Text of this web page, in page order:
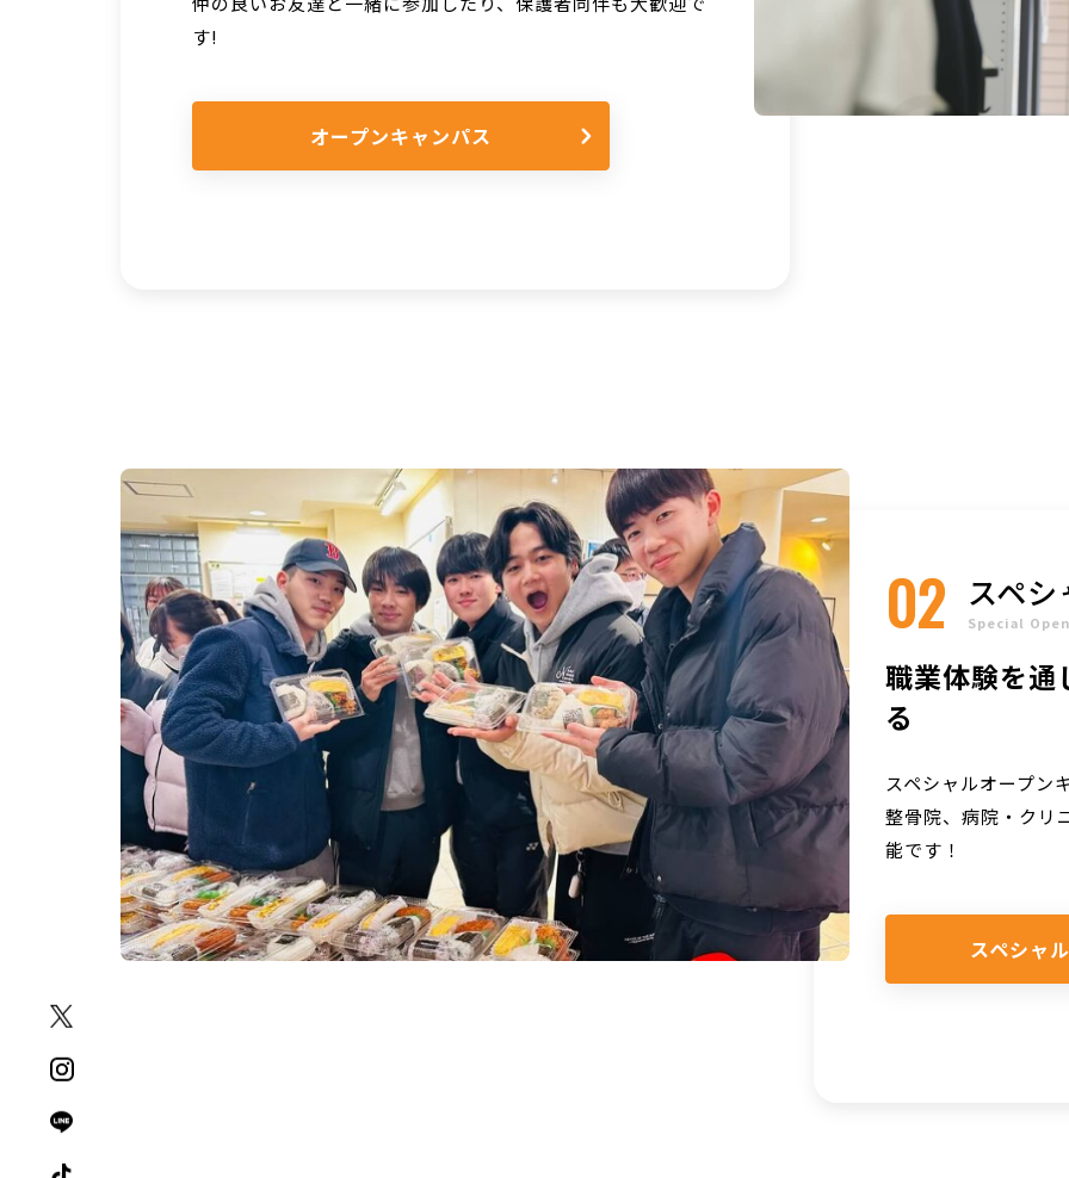
す!
オープンキャンパス
02 スペ
Special
職業体験を通
る
スペシャルオープン
整骨院、病院・クリ
能です！
スペシャ